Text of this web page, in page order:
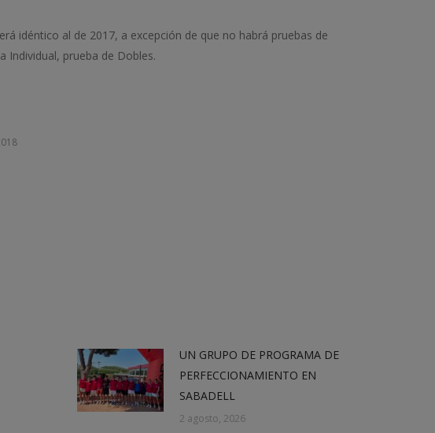
idéntico al de 2017, a excepción de que no habrá pruebas de
Individual, prueba de Dobles.
UN GRUPO DE PROGRAMA DE
PERFECCIONAMIENTO EN
SABADELL
2 agosto, 2026